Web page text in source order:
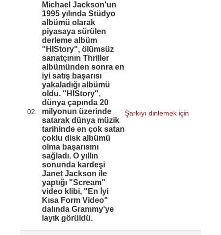
02.
Michael Jackson'un
1995 yılında Stüdyo
albümü olarak
piyasaya sürülen
derleme albüm
"HIStory", ölümsüz
sanatçının Thriller
albümünden sonra en
iyi satış başarısı
yakaladığı albümü
oldu. "HIStory",
dünya çapında 20
milyonun üzerinde
satarak dünya müzik
tarihinde en çok satan
çoklu disk albümü
olma başarısını
sağladı. O yıllın
sonunda kardeşi
Janet Jackson ile
yaptığı "Scream"
video klibi, "En İyi
Kısa Form Video"
dalında Grammy'ye
layık görüldü.
Şarkıyı dinlemek için